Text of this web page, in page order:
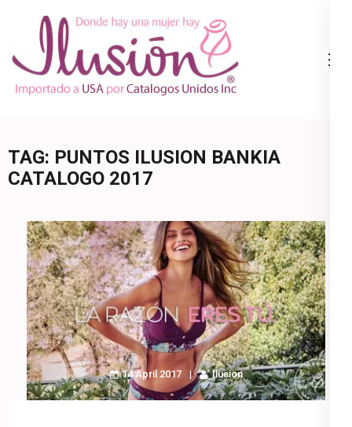
content
(Press
Ropa Interior
800.825.9452
TAG: PUNTOS ILUSION BANKIA
CATALOGO 2017
14 April 2017 Ilusion